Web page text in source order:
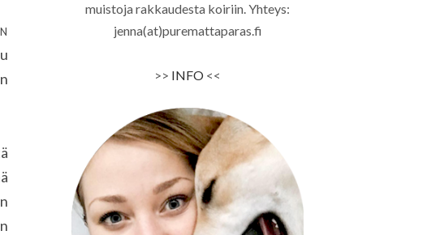
muistoja rakkaudesta koiriin. Yhteys:
jenna(at)puremattaparas.fi
>> INFO <<